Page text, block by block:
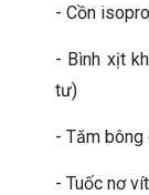
- Cồn
- Bình xịt
tư)
- Tăm bông
- Tuốc nơ